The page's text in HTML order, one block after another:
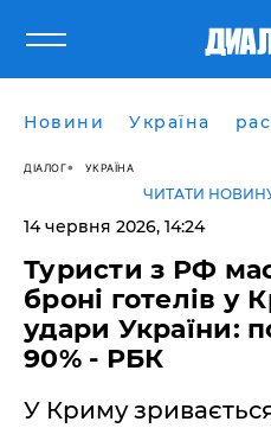
Новини Україна
ДІАЛОГ УКРАЇНА
ЧИТАТИ
14 червня 2026, 14:24
​Туристи з РФ
броні готелів у
удари України:
90% - РБК
У Криму